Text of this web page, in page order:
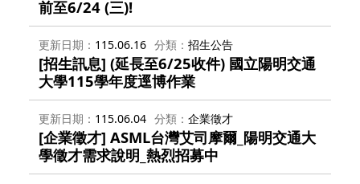
前至6/24 (三)!
更新日期 115.06.16 分類 招生公告
[招生訊息] (延長至6/25收件) 國立陽明交通
大學115學年度逕博作業
更新日期 115.06.04 分類 企業徵才
[企業徵才] ASML台灣艾司摩爾_陽明交通大
學徵才需求說明_熱烈招募中